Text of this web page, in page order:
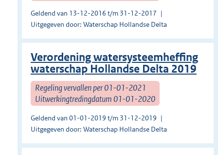
Geldend van 13-12-2016 t/m 31-12-2017
Uitgegeven door: Waterschap Hollandse Delta
Verordening watersysteemheffing
waterschap Hollandse Delta 2019
Regeling vervallen per 01-01-2021
Uitwerkingtredingdatum 01-01-2020
Geldend van 01-01-2019 t/m 31-12-2019
Uitgegeven door: Waterschap Hollandse Delta